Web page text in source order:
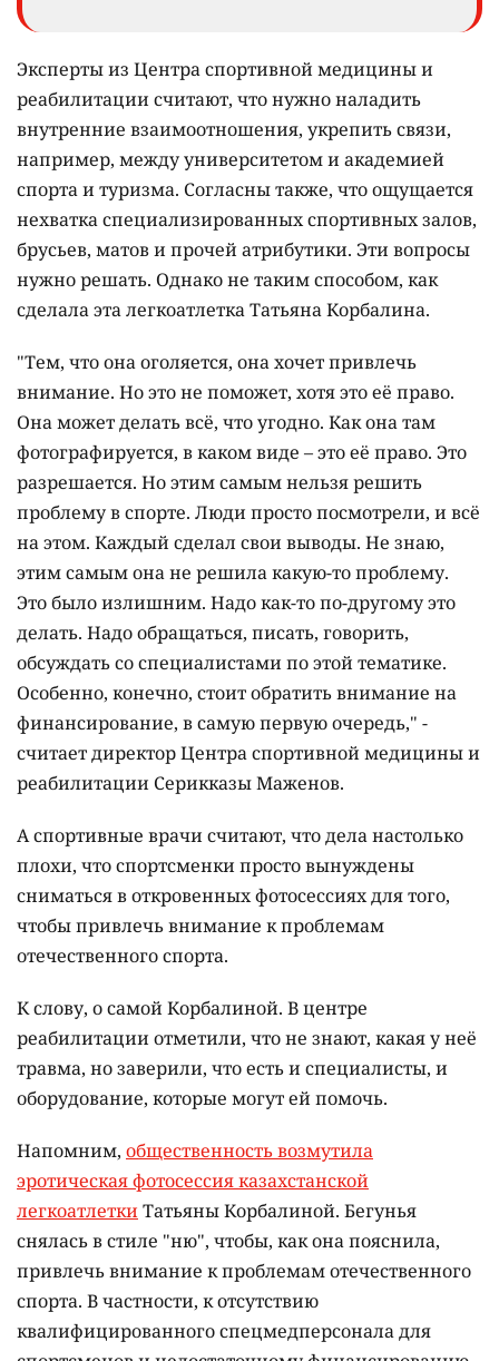
Эксперты из Центра спортивной медицины и
реабилитации считают, что нужно наладить
внутренние взаимоотношения, укрепить связи,
например, между университетом и академией
спорта и туризма. Согласны также, что ощущается
нехватка специализированных спортивных залов,
брусьев, матов и прочей атрибутики. Эти вопросы
нужно решать. Однако не таким способом, как
сделала эта легкоатлетка Татьяна Корбалина.
"Тем, что она оголяется, она хочет привлечь
внимание. Но это не поможет, хотя это её право.
Она может делать всё, что угодно. Как она там
фотографируется, в каком виде – это её право. Это
разрешается. Но этим самым нельзя решить
проблему в спорте. Люди просто посмотрели, и всё
на этом. Каждый сделал свои выводы. Не знаю,
этим самым она не решила какую-то проблему.
Это было излишним. Надо как-то по-другому это
делать. Надо обращаться, писать, говорить,
обсуждать со специалистами по этой тематике.
Особенно, конечно, стоит обратить внимание на
финансирование, в самую первую очередь," -
считает директор Центра спортивной медицины и
реабилитации Серикказы Маженов.
А спортивные врачи считают, что дела настолько
плохи, что спортсменки просто вынуждены
сниматься в откровенных фотосессиях для того,
чтобы привлечь внимание к проблемам
отечественного спорта.
К слову, о самой Корбалиной. В центре
реабилитации отметили, что не знают, какая у неё
травма, но заверили, что есть и специалисты, и
оборудование, которые могут ей помочь.
Напомним, общественность возмутила
эротическая фотосессия казахстанской
легкоатлеткиТатьяны Корбалиной. Бегунья
снялась в стиле "ню", чтобы, как она пояснила,
привлечь внимание к проблемам отечественного
спорта. В частности, к отсутствию
квалифицированного спецмедперсонала для